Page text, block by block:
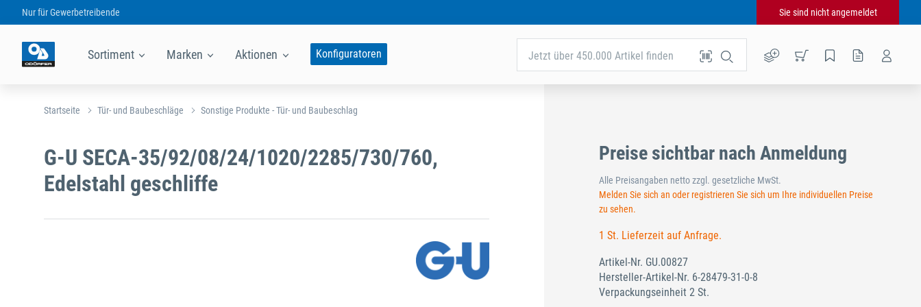
Nur fürGewerbetreibende Sie sind nicht angemeldet
Sortiment Marken Aktionen Konfiguratoren Jetzt über 450.000 Artikel finden
Startseite Tür- und Baubeschläge Sonstige Produkte - Tür- und Baubeschlag
G-U SECA-35/92/08/24/1020/2285/730/760,
Edelstahl geschliffe
Preise sichtbar nach Anmeldung
Alle Preisangaben netto zzgl. gesetzliche MwSt.
Melden Sie sich an oder registrieren Sie sich um Ihre individuellen Preise
zu sehen.
1 St. Lieferzeit auf Anfrage.
Artikel-Nr. GU.00827
Hersteller-Artikel-Nr. 6-28479-31-0-8
Verpackungseinheit 2 St.